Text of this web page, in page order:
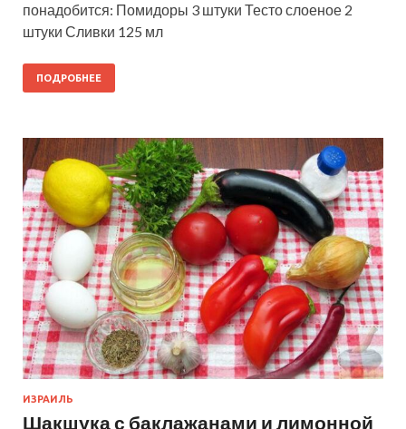
понадобится: Помидоры 3 штуки Тесто слоеное 2
штуки Сливки 125 мл
ПОДРОБНЕЕ
ИЗРАИЛЬ
Шакшука с баклажанами и лимонной